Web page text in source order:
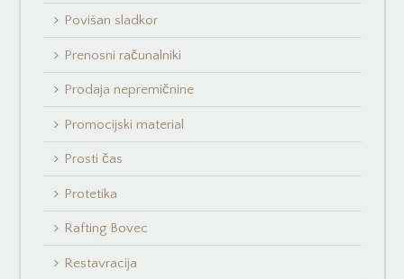
Povišan sladkor
Prenosni računalniki
Prodaja nepremičnine
Promocijski material
Prosti čas
Protetika
Rafting Bovec
Restavracija